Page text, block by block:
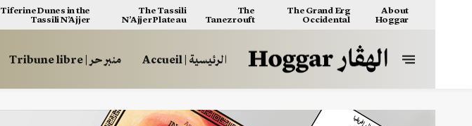
About
Hoggar
The Grand Erg
Occidental
The
Tanezrouft
The Tassili
N’Ajjer Plateau
Tiferine Dunes in the
Tassili N’Ajjer
الرئيسية | Accueil منبر حر | Tribune libre